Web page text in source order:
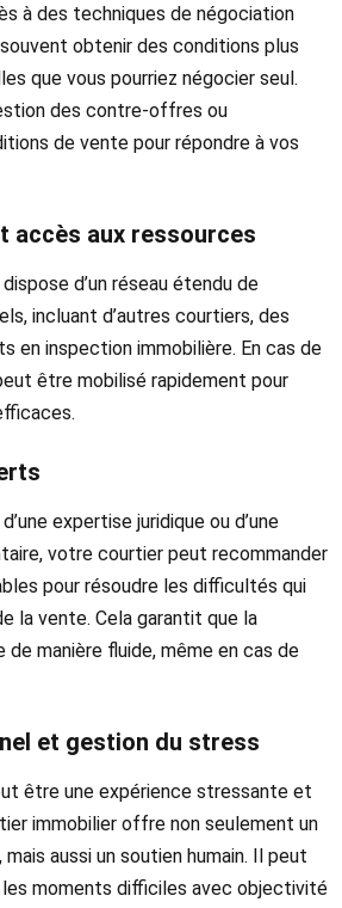
à des techniques de négociation
obtenir des conditions plus
que vous pourriez négocier seul.
des contre-offres ou
de vente pour répondre à vos
accès aux ressources
d’un réseau étendu de
incluant d’autres courtiers, des
en inspection immobilière. En cas de
être mobilisé rapidement pour
expertise juridique ou d’une
votre courtier peut recommander
pour résoudre les difficultés qui
la vente. Cela garantit que la
manière fluide, même en cas de
et gestion du stress
être une expérience stressante et
immobilier offre non seulement un
aussi un soutien humain. Il peut
les moments difficiles avec objectivité